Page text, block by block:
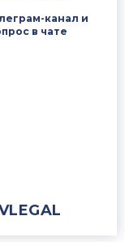
канал и
в чате